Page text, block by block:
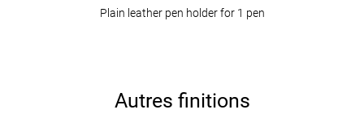
Plain leather pen holder for 1 pen
Autres finitions